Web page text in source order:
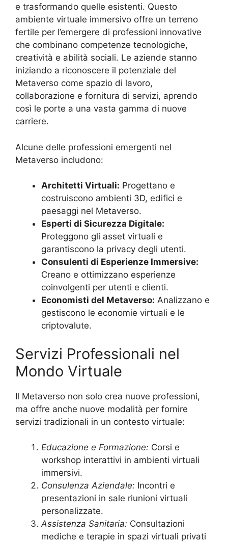
e trasformando quelle esistenti. Questo
ambiente virtuale immersivo offre un terreno
fertile per l’emergere di professioni innovative
che combinano competenze tecnologiche,
creatività e abilità sociali. Le aziende stanno
iniziando a riconoscere il potenziale del
Metaverso come spazio di lavoro,
collaborazione e fornitura di servizi, aprendo
così le porte a una vasta gamma di nuove
carriere.
Alcune delle professioni emergenti nel
Metaverso includono:
Architetti Virtuali: Progettano e
costruiscono ambienti 3D, edifici e
paesaggi nel Metaverso.
Esperti di Sicurezza Digitale:
Proteggono gli asset virtuali e
garantiscono la privacy degli utenti.
Consulenti di Esperienze Immersive:
Creano e ottimizzano esperienze
coinvolgenti per utenti e clienti.
Economisti del Metaverso: Analizzano e
gestiscono le economie virtuali e le
criptovalute.
Servizi Professionali nel
Mondo Virtuale
Il Metaverso non solo crea nuove professioni,
ma offre anche nuove modalità per fornire
servizi tradizionali in un contesto virtuale:
Educazione e Formazione: Corsi e
workshop interattivi in ambienti virtuali
immersivi.
Consulenza Aziendale: Incontri e
presentazioni in sale riunioni virtuali
personalizzate.
Assistenza Sanitaria: Consultazioni
mediche e terapie in spazi virtuali privati